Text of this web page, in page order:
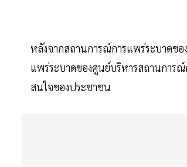
หลังจากสถานการณ์การแพร่ระบาดขอ
แพร่ระบาดของศูนย์บริหารสถานการณ์
สนใจของประชาชน